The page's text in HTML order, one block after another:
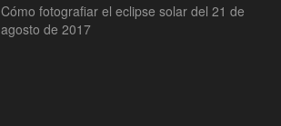
Cómo fotografiar el eclipse solar del 21 de
agosto de 2017